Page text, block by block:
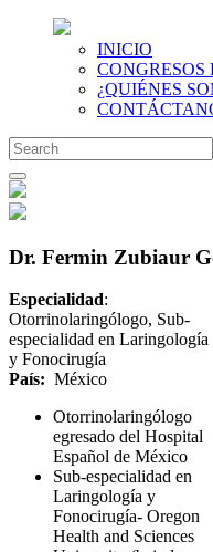
INICIO
CONGRESOS
¿QUIÉNES
Saltar
al
contenido
Dr. Fermin Zubiaur
Especialidad:
Otorrinolaringólogo, Sub-
especialidad en Laringología
y Fonocirugía
País: México
Otorrinolaringólogo
egresado del Hospital
Español de México
Sub-especialidad en
Laringología y
Fonocirugía- Oregon
Health and Sciences